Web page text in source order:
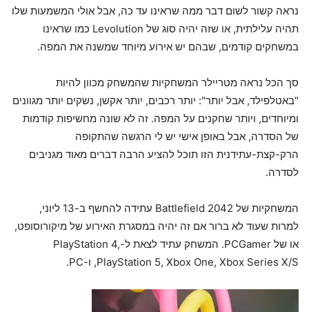
נראה קשור לשום דבר ממה שראינו עד כה, אבל אולי המשמעות שלו
תהיה עלילתית, או שזה יהיה סוג של Levolution כמו שראינו
במשחקים קודמים, שבהם יש אירוע מיוחד שמשנה את המפה.
סך הכל נראה מטריילר המשחקיות שהמשחק מכוון להיות
"באטלפילד, אבל יותר": יותר רכבים, יותר אקשן, נשקים יותר מגוונים
ומיוחדים, ויותר שחקנים על המפה. זה לא שונה מחשיפות קודמות
של הסדרה, אבל באופן אישי יש לי הרגשה שהתקופה
הרק-קצת-עתידנית הזו תוכל להציע הרבה דברים מאוד מגניבים
לסדרה.
המשחקיות של Battlefield 2042 עתידה להחשף ב-13 ליוני,
למרות שעוד לא ברור אם זה יהיה במסגרת האירוע של מיקורוסופט,
או של PCGamer. המשחק עתיד לצאת ל-PlayStation 4,
PlayStation 5, Xbox One, Xbox Series X/S, ו-PC.